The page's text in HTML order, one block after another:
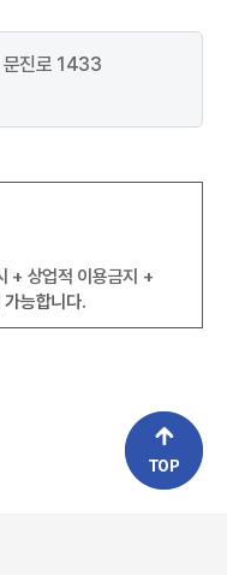
문진로 1433
+ 상업적 이용금지 +
능합니다.